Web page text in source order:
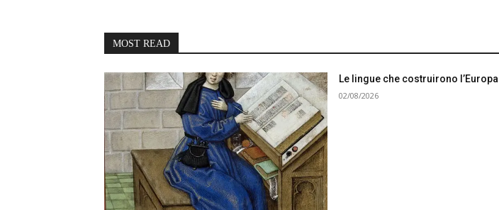
MOST READ
Le lingue che costruirono l’Europa
02/08/2026